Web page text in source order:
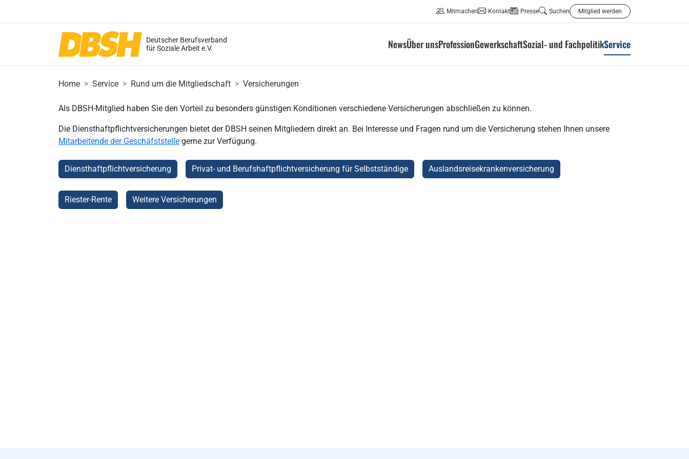
Mitmachen Kontakt Presse Suchen Mitglied werden
Deutscher Berufsverband
für Soziale Arbeit e.V.
NewsÜber unsProfessionGewerkschaftSozial- und FachpolitikService
Home Service Rund um die Mitgliedschaft Versicherungen
Als DBSH-Mitglied haben Sie den Vorteil zu besonders günstigen Konditionen verschiedene Versicherungen abschließen zu können.
Die Diensthaftpflichtversicherungen bietet der DBSH seinen Mitgliedern direkt an. Bei Interesse und Fragen rund um die Versicherung stehen Ihnen unsere
Mitarbeitende der Geschäfststelle gerne zur Verfügung.
Diensthaftpflichtversicherung Privat- und Berufshaftpflichtversicherung für Selbstständige Auslandsreisekrankenversicherung
Riester-Rente Weitere Versicherungen